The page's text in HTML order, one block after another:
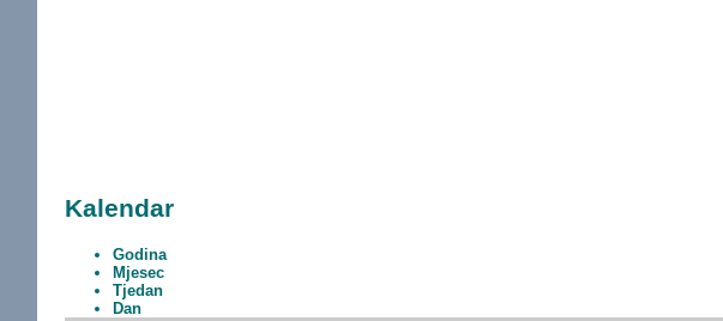
Kalendar
Godina
Mjesec
Tjedan
Dan